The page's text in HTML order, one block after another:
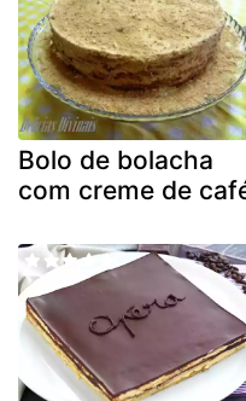
Bolo de bolacha
com creme de